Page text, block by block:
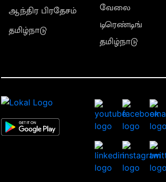
ஆந்திர பிரதேசம்
தமிழ்நாடு
வேலை
டிரெண்டிங்
தமிழ்நாடு